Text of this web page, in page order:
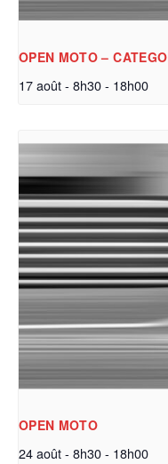
OPEN MOTO –
17 août - 8h30- 18h00
OPEN MOTO
24 août - 8h30- 18h00